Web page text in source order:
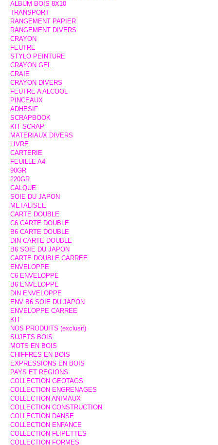
ALBUM BOIS 8X10
TRANSPORT
RANGEMENT PAPIER
RANGEMENT DIVERS
CRAYON
FEUTRE
STYLO PEINTURE
CRAYON GEL
CRAIE
CRAYON DIVERS
FEUTRE A ALCOOL
PINCEAUX
ADHESIF
SCRAPBOOK
KIT SCRAP
MATERIAUX DIVERS
LIVRE
CARTERIE
FEUILLE A4
90GR
220GR
CALQUE
SOIE DU JAPON
METALISEE
CARTE DOUBLE
C6 CARTE DOUBLE
B6 CARTE DOUBLE
DIN CARTE DOUBLE
B6 SOIE DU JAPON
CARTE DOUBLE CARREE
ENVELOPPE
C6 ENVELOPPE
B6 ENVELOPPE
DIN ENVELOPPE
ENV B6 SOIE DU JAPON
ENVELOPPE CARREE
KIT
NOS PRODUITS (exclusif)
SUJETS BOIS
MOTS EN BOIS
CHIFFRES EN BOIS
EXPRESSIONS EN BOIS
PAYS ET REGIONS
COLLECTION GEOTAGS
COLLECTION ENGRENAGES
COLLECTION ANIMAUX
COLLECTION CONSTRUCTION
COLLECTION DANSE
COLLECTION ENFANCE
COLLECTION FLIPETTES
COLLECTION FORMES